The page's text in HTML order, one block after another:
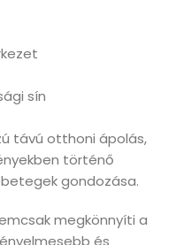
sín
távú otthoni ápolás,
történő
gondozása.
megkönnyíti a
és